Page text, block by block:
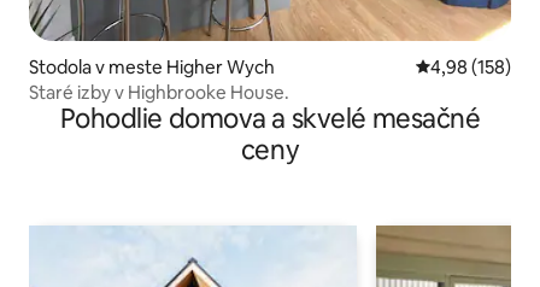
Stodola v meste Higher Wych Priemerné
4,98 (158)
Staré izby v Highbrooke House.
Pohodlie domova a skvelé mesačné
ceny